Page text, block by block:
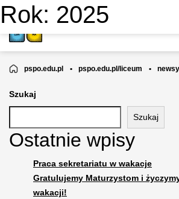
LICEUM OGÓLNOKSZTAŁCĄCE
pspo.edu.pl • pspo.edu.pl/liceum • newsy
Szukaj
Szukaj
Ostatnie wpisy
Praca sekretariatu w wakacje
Gratulujemy Maturzystom i
wakacji!
Rok: 2025